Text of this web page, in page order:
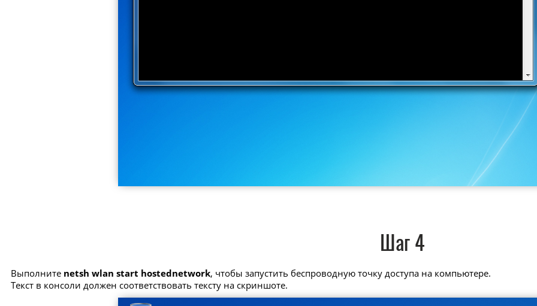
Шаг 4
Выполните netsh wlan start hostednetwork, чтобы запустить беспроводную точку доступа на компьютере.
Текст в консоли должен соответствовать тексту на скриншоте.